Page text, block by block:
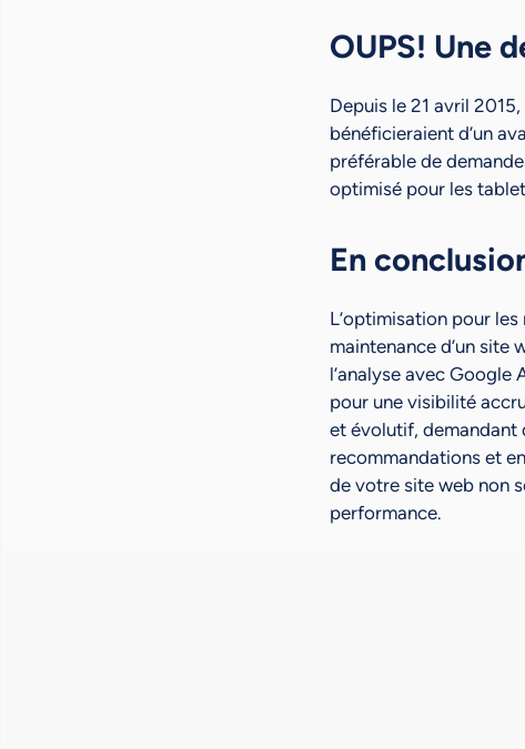
OUPS! Une
Depuis le 21 avril
bénéficieraient d’un
préférable de
optimisé pour les
En
L’optimisation pour
maintenance d’un site
l’analyse avec Google
pour une visibilité
et évolutif, demandant
recommandations et
de votre site web non
performance.